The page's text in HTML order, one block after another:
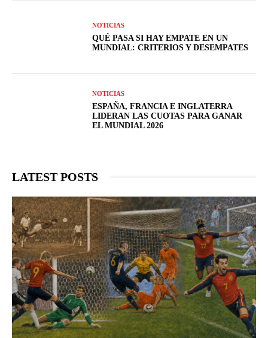
NOTICIAS
QUÉ PASA SI HAY EMPATE EN UN
MUNDIAL: CRITERIOS Y DESEMPATES
NOTICIAS
ESPAÑA, FRANCIA E INGLATERRA
LIDERAN LAS CUOTAS PARA GANAR
EL MUNDIAL 2026
LATEST POSTS